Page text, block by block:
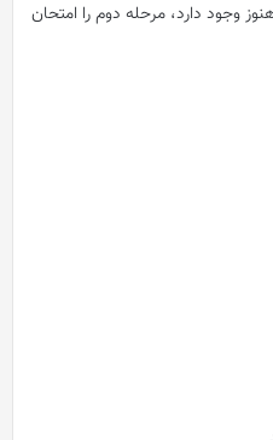
وجود دارد، مرحله دوم را امتحان